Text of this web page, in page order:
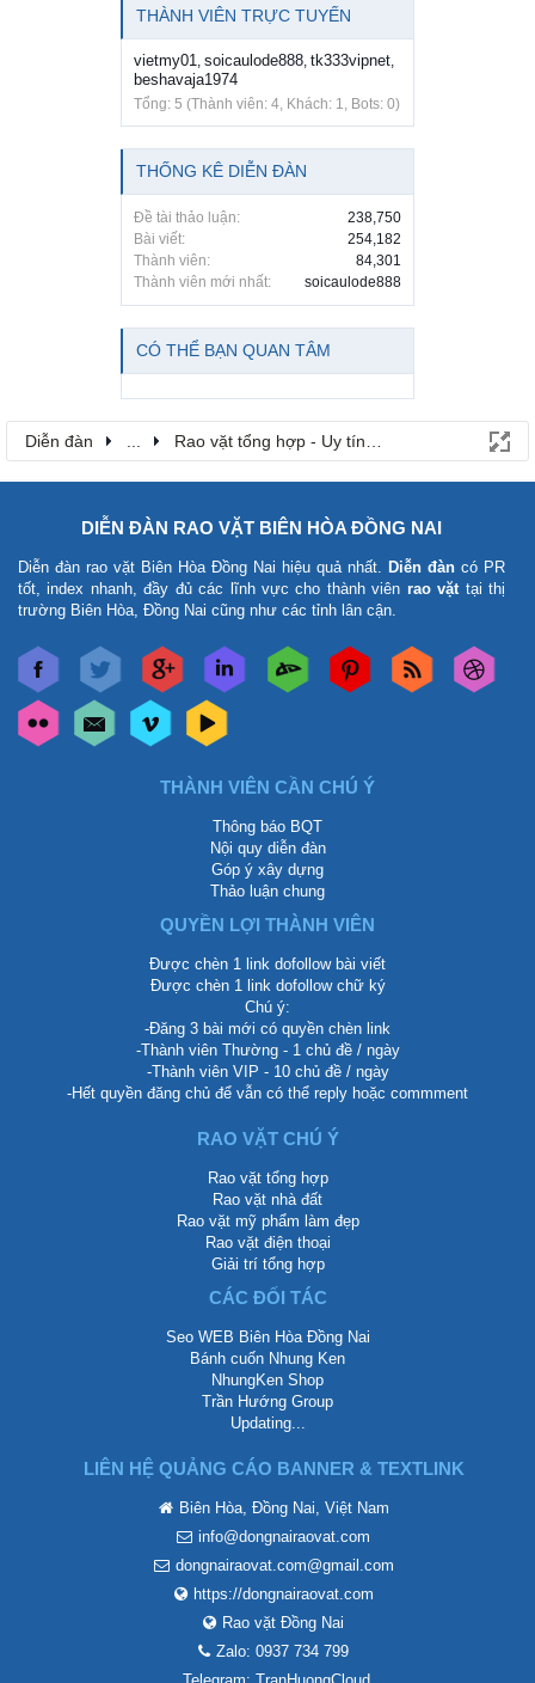
THÀNH VIÊN TRỰC TUYẾN
vietmy01 soicaulode888 tk333vipnet
beshavaja1974
Tổng: 5 (Thành viên: 4, Khách: 1, Bots: 0)
THỐNG KÊ DIỄN ĐÀN
Đề tài thảo luận:
238,750
Bài viết:
254,182
Thành viên:
84,301
Thành viên mới nhất:
soicaulode888
CÓ THỂ BẠN QUAN TÂM
Diễn đàn Rao vặt tổng hợp - Uy tín - Miễn phí
DIỄN ĐÀN RAO VẶT BIÊN HÒA ĐỒNG NAI
Diễn đàn rao vặt Biên Hòa Đồng Nai hiệu quả nhất. Diễn đàn có PR
tốt, index nhanh, đầy đủ các lĩnh vực cho thành viên rao vặt tại thị
trường Biên Hòa, Đồng Nai cũng như các tỉnh lân cận.
THÀNH VIÊN CẦN CHÚ Ý
Thông báo BQT
Nội quy diễn đàn
Góp ý xây dựng
Thảo luận chung
QUYỀN LỢI THÀNH VIÊN
Được chèn 1 link dofollow bài viết
Được chèn 1 link dofollow chữ ký
Chú ý:
-Đăng 3 bài mới có quyền chèn link
-Thành viên Thường - 1 chủ đề / ngày
-Thành viên VIP - 10 chủ đề / ngày
-Hết quyền đăng chủ để vẫn có thể reply hoặc commment
RAO VẶT CHÚ Ý
Rao vặt tổng hợp
Rao vặt nhà đất
Rao vặt mỹ phẩm làm đẹp
Rao vặt điện thoại
Giải trí tổng hợp
CÁC ĐỐI TÁC
Seo WEB Biên Hòa Đồng Nai
Bánh cuốn Nhung Ken
NhungKen Shop
Trần Hướng Group
Updating...
LIÊN HỆ QUẢNG CÁO BANNER & TEXTLINK
Biên Hòa, Đồng Nai, Việt Nam
info@dongnairaovat.com
dongnairaovat.com@gmail.com
https://dongnairaovat.com
Rao vặt Đồng Nai
Zalo: 0937 734 799